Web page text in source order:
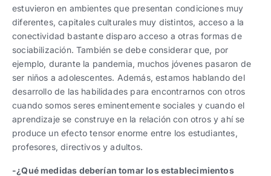
estuvieron en ambientes que presentan condiciones muy
diferentes, capitales culturales muy distintos, acceso a la
conectividad bastante disparo acceso a otras formas de
sociabilización. También se debe considerar que, por
ejemplo, durante la pandemia, muchos jóvenes pasaron de
ser niños a adolescentes. Además, estamos hablando del
desarrollo de las habilidades para encontrarnos con otros
cuando somos seres eminentemente sociales y cuando el
aprendizaje se construye en la relación con otros y ahí se
produce un efecto tensor enorme entre los estudiantes,
profesores, directivos y adultos.
-¿Qué medidas deberían tomar los establecimientos